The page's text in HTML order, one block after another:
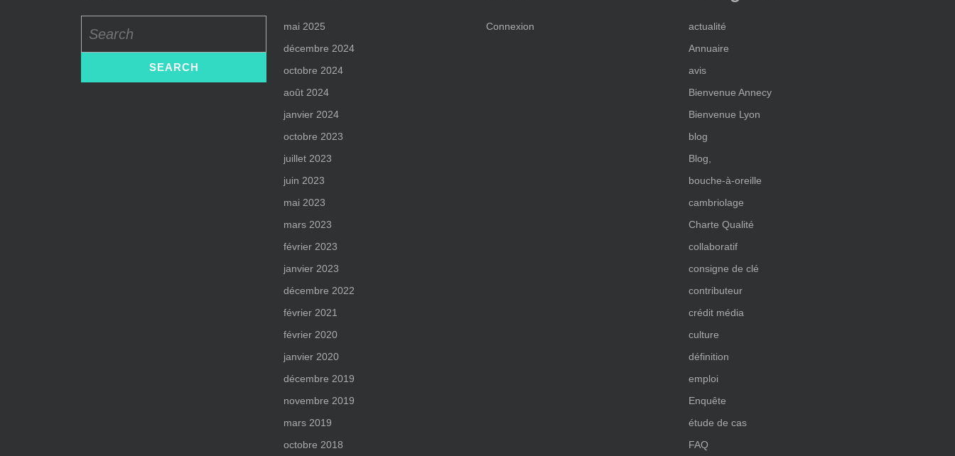
for:
mai 2025
décembre 2024
octobre 2024
août 2024
janvier 2024
octobre 2023
juillet 2023
juin 2023
mai 2023
mars 2023
février 2023
janvier 2023
décembre 2022
février 2021
février 2020
janvier 2020
décembre 2019
novembre 2019
mars 2019
octobre 2018
Connexion
actualité
Annuaire
avis
Bienvenue Annecy
Bienvenue Lyon
blog
Blog,
bouche-à-oreille
cambriolage
Charte Qualité
collaboratif
consigne de clé
contributeur
crédit média
culture
définition
emploi
Enquête
étude de cas
FAQ